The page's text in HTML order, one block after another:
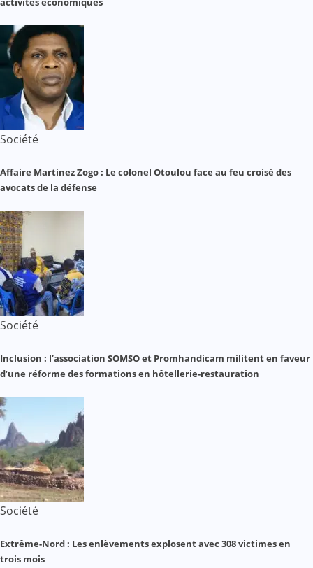
Société
Affaire Martinez Zogo : Le colonel Otoulou face au feu croisé des
avocats de la défense
Société
Inclusion : l’association SOMSO et Promhandicam militent en faveur
d’une réforme des formations en hôtellerie-restauration
Société
Extrême-Nord : Les enlèvements explosent avec 308 victimes en
trois mois